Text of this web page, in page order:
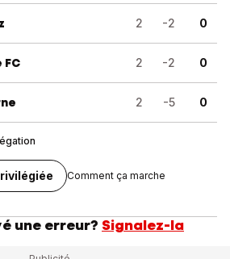
2 -2 0
2 -2 0
2 -5 0
Comment ça marche
une erreur? Signalez-la